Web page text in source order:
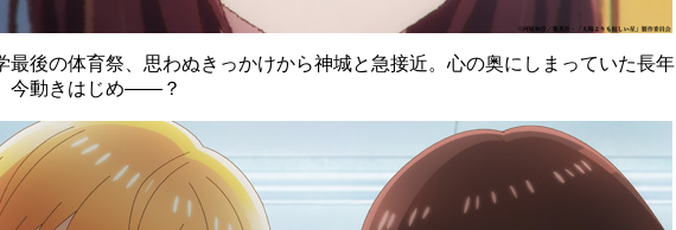
最後の体育祭、思わぬきっかけから神城と急接近。心の奥にしまっていた長年
今動きはじめ――？